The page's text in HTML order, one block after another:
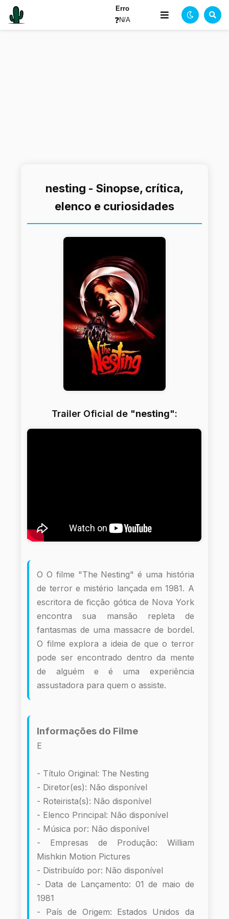
Erro
❓N/A
nesting - Sinopse, crítica,
elenco e curiosidades
Trailer Oficial de "nesting":
O O filme "The Nesting" é uma história
de terror e mistério lançada em 1981. A
escritora de ficção gótica de Nova York
encontra sua mansão repleta de
fantasmas de uma massacre de bordel.
O filme explora a ideia de que o terror
pode ser encontrado dentro da mente
de alguém e é uma experiência
assustadora para quem o assiste.
Informações do Filme
E
- Título Original: The Nesting
- Diretor(es): Não disponível
- Roteirista(s): Não disponível
- Elenco Principal: Não disponível
- Música por: Não disponível
- Empresas de Produção: William
Mishkin Motion Pictures
- Distribuído por: Não disponível
- Data de Lançamento: 01 de maio de
1981
- País de Origem: Estados Unidos da